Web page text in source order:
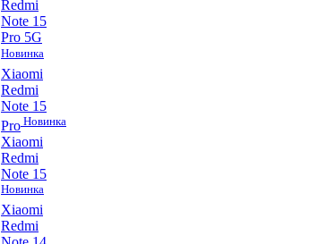
Redmi
Note 15
Pro 5G
Новинка
Xiaomi
Redmi
Note 15
Pro Новинка
Xiaomi
Redmi
Note 15
Новинка
Xiaomi
Redmi